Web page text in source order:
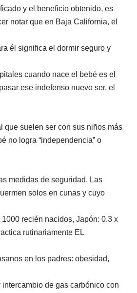
y el beneficio obtenido, es
notar que en Baja California, el
él significa el dormir seguro y
cuando nace el bebé es el
ese indefenso nuevo ser, el
que suelen ser con sus niños más
no logra “independencia” o
medidas de seguridad. Las
solos en cunas y cuyo
recién nacidos, Japón: 0.3 x
rutinariamente EL
en los padres: obesidad,
de gas carbónico con